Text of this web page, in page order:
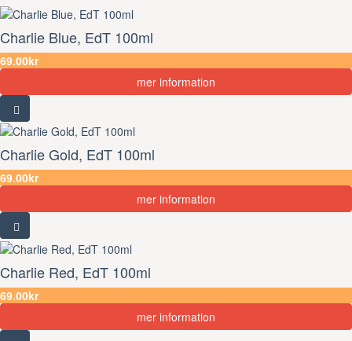
Charlie Blue, EdT 100ml
69.00kr
mer information
Charlie Gold, EdT 100ml
69.00kr
mer information
Charlie Red, EdT 100ml
69.00kr
mer information